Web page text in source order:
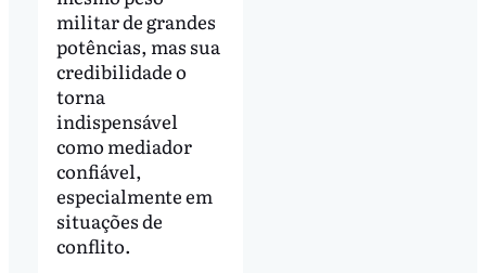
militar de grandes
potências, mas sua
credibilidade o
torna
indispensável
como mediador
confiável,
especialmente em
situações de
conflito.